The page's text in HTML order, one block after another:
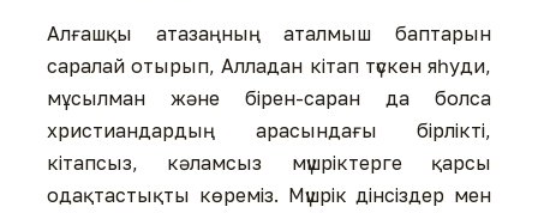
Алғашқы атазаңның аталмыш баптарын
саралай отырып, Алладан кітап түскен яһуди,
мұсылман және бірен-саран да болса
христиандардың арасындағы бірлікті,
кітапсыз, кәламсыз мүшріктерге қарсы
одақтастықты көреміз. Мүшрік дінсіздер мен